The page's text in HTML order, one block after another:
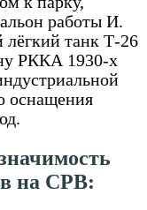
работы И.
танк Т-26
РККА 1930-х
оснащения
на СРВ: